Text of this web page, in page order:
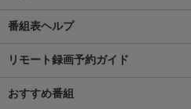
番組表ヘルプ
リモート録画予約ガイド
おすすめ番組